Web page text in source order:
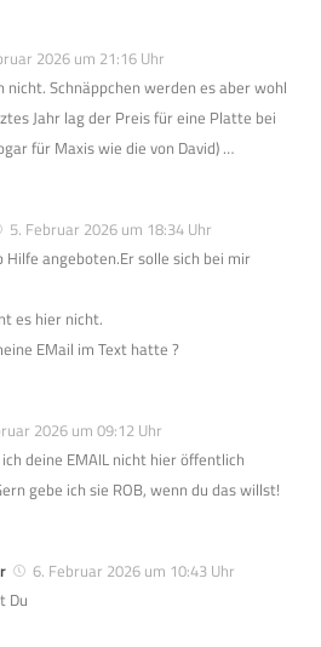
2026 um 21:16 Uhr
nicht. Schnäppchen werden es aber wohl
Jahr lag der Preis für eine Platte bei
für Maxis wie die von David) …
5. Februar 2026 um 18:34 Uhr
Hilfe angeboten.Er solle sich bei mir
es hier nicht.
EMail im Text hatte ?
2026 um 09:12 Uhr
deine EMAIL nicht hier öffentlich
gebe ich sie ROB, wenn du das willst!
6. Februar 2026 um 10:43 Uhr
Du